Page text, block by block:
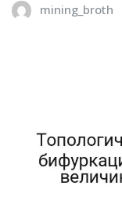
mining_broth